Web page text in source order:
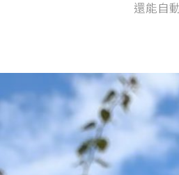
還能自